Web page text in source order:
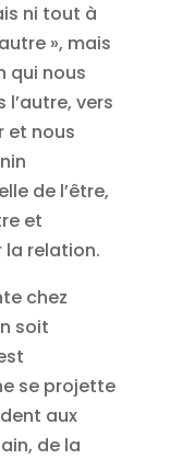
ni tout à
», mais
qui nous
l’autre, vers
et nous
de l’être,
et
la relation.
chez
soit
se projette
aux
de la